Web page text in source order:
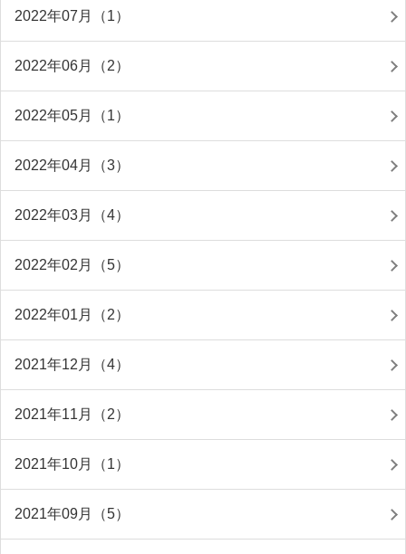
2022年07月（1）
2022年06月（2）
2022年05月（1）
2022年04月（3）
2022年03月（4）
2022年02月（5）
2022年01月（2）
2021年12月（4）
2021年11月（2）
2021年10月（1）
2021年09月（5）